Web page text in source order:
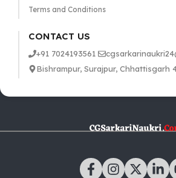
Terms and Conditions
CONTACT US
+91 7024193561
Bishrampur, Surajpur, Chhattisgarh